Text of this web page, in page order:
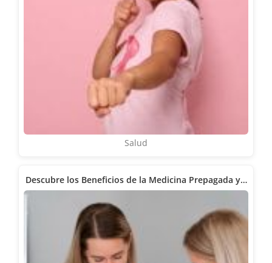
Salud
Descubre los Beneficios de la Medicina Prepagada y…